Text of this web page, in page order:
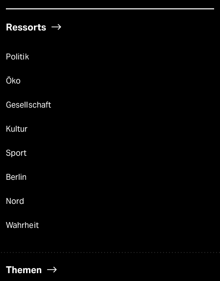
Ressorts
Politik
Öko
Gesellschaft
Kultur
Sport
Berlin
Nord
Wahrheit
Themen